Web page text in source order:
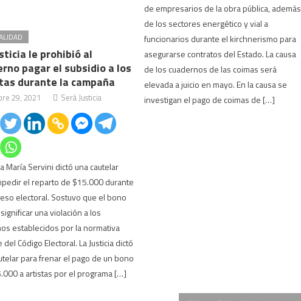
le prohibió al
pagar el subsidio a los
durante la campaña
29, 2021 Será Justicia
María Servini dictó una cautelar
el reparto de $15.000 durante
electoral. Sostuvo que el bono
una violación a los
establecidos por la normativa
Código Electoral. La Justicia dictó
para frenar el pago de un bono
a artistas por el programa […]
de empresarios de la obra pública, además
de los sectores energético y vial a
funcionarios durante el kirchnerismo para
asegurarse contratos del Estado. La causa
de los cuadernos de las coimas será
elevada a juicio en mayo. En la causa se
investigan el pago de coimas de […]